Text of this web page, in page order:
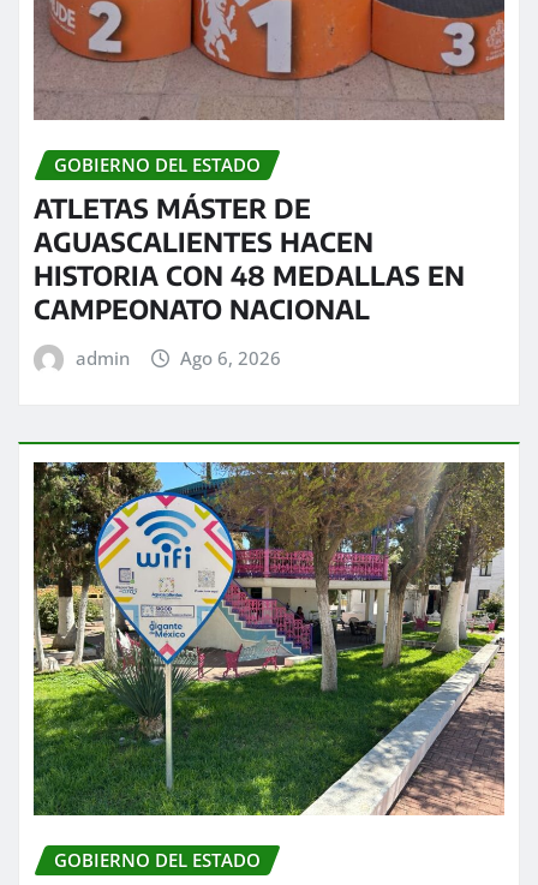
GOBIERNO DEL ESTADO
ATLETAS MÁSTER DE
AGUASCALIENTES HACEN
HISTORIA CON 48 MEDALLAS EN
CAMPEONATO NACIONAL
admin Ago 6, 2026
GOBIERNO DEL ESTADO